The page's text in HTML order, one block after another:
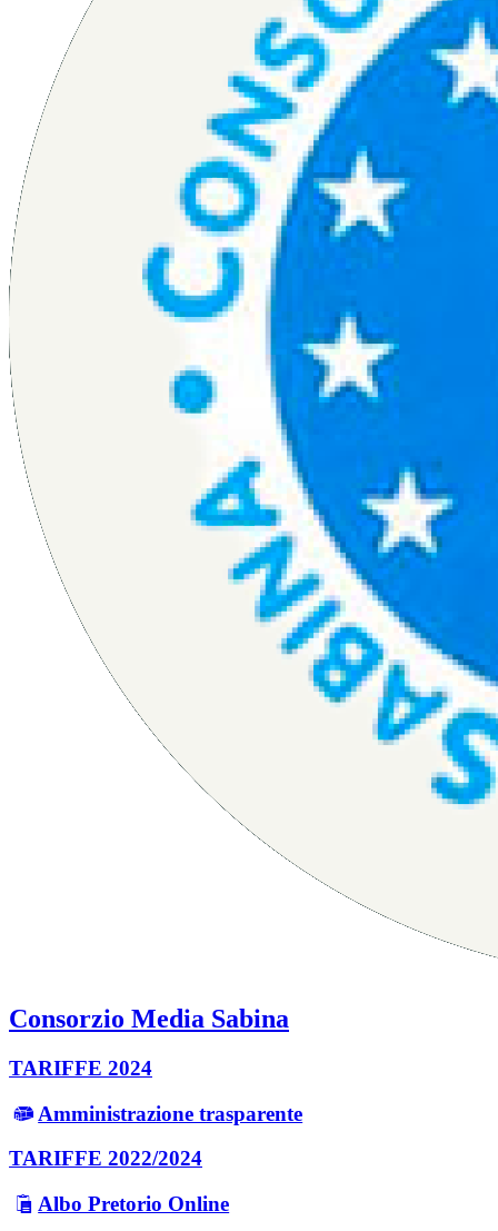
Consorzio Media Sabina
TARIFFE 2024
Amministrazione trasparente
TARIFFE 2022/2024
Albo Pretorio Online